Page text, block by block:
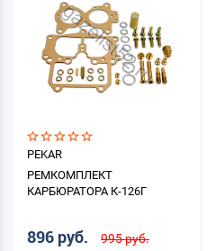
PEKAR
РЕМКОМПЛЕКТ
КАРБЮРАТОРА К-126Г
896 руб. 995 руб.